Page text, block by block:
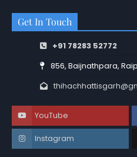
Get In Touch
+91 78283 52772
856, Baijnathpara,
YouTube
Instagram